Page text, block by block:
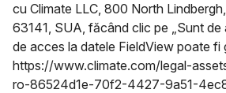
cu Climate LLC, 800 North
63141, SUA, făcând clic pe „Sunt de
de acces la datele FieldView poate fi
https://www.climate.com/legal-
ro-86524d1e-70f2-4427-9a51-